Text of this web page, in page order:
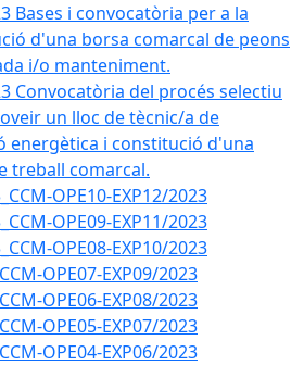
Bases i convocatòria per a la
d'una borsa comarcal de peons
i/o manteniment.
Convocatòria del procés selectiu
un lloc de tècnic/a de
energètica i constitució d'una
treball comarcal.
OPE10-EXP12/2023
OPE09-EXP11/2023
OPE08-EXP10/2023
OPE07-EXP09/2023
OPE06-EXP08/2023
OPE05-EXP07/2023
OPE04-EXP06/2023